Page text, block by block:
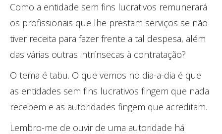
Como a entidade sem fins lucrativos remunerará
os profissionais que lhe prestam serviços se não
tiver receita para fazer frente a tal despesa, além
das várias outras intrínsecas à contratação?
O tema é tabu. O que vemos no dia-a-dia é que
as entidades sem fins lucrativos fingem que nada
recebem e as autoridades fingem que acreditam.
Lembro-me de ouvir de uma autoridade há